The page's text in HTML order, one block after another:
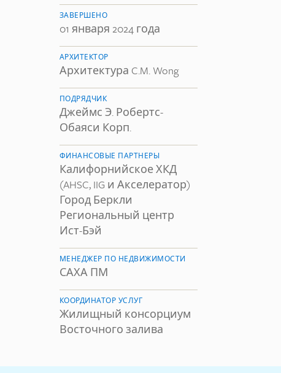
ЗАВЕРШЕНО
01 января 2024 года
АРХИТЕКТОР
Архитектура C.M. Wong
ПОДРЯДЧИК
Джеймс Э. Робертс-
Обаяси Корп.
ФИНАНСОВЫЕ ПАРТНЕРЫ
Калифорнийское ХКД
(AHSC, IIG и Акселератор)
Город Беркли
Региональный центр
Ист-Бэй
МЕНЕДЖЕР ПО НЕДВИЖИМОСТИ
САХА ПМ
КООРДИНАТОР УСЛУГ
Жилищный консорциум
Восточного залива